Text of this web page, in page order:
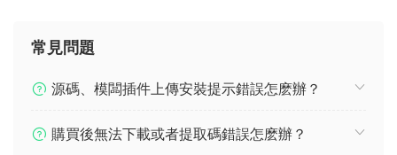
常見問題
源碼、模闆插件上傳安裝提示錯誤怎麽辦？
購買後無法下載或者提取碼錯誤怎麽辦？